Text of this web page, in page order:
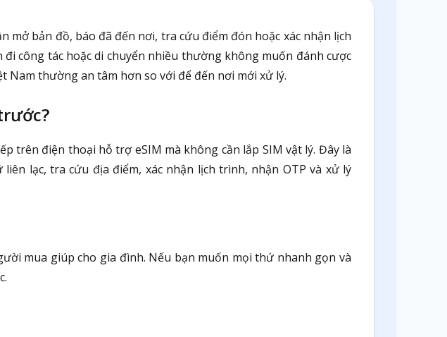
bản đồ, báo đã đến nơi, tra cứu điểm đón hoặc xác nhận lịch
đi công tác hoặc di chuyển nhiều thường không muốn đánh cược
Nam thường an tâm hơn so với để đến nơi mới xử lý.
trên điện thoại hỗ trợ eSIM mà không cần lắp SIM vật lý. Đây là
lạc, tra cứu địa điểm, xác nhận lịch trình, nhận OTP và xử lý
mua giúp cho gia đình. Nếu bạn muốn mọi thứ nhanh gọn và